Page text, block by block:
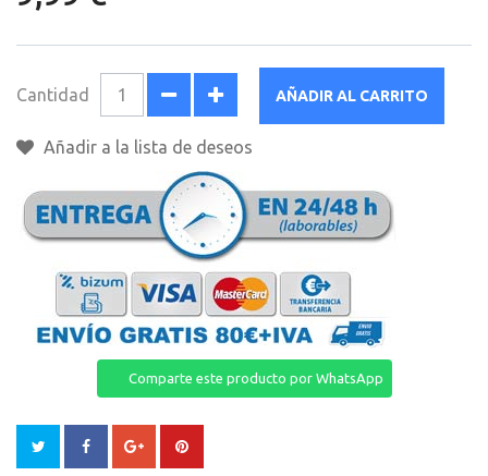
Cantidad AÑADIR AL CARRITO
Añadir a la lista de deseos
Comparte este producto por WhatsApp